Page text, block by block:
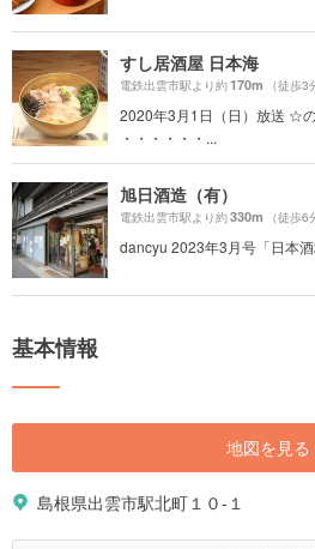
すし居酒屋 日本海
電鉄出雲市駅より約170m （徒歩3
2020年3月1日（日）放送 ☆
・・・・・・...
旭日酒造（有）
電鉄出雲市駅より約330m （徒歩6
dancyu 2023年3月号「日本
基本情報
地図を見る
島根県出雲市駅北町１０-１